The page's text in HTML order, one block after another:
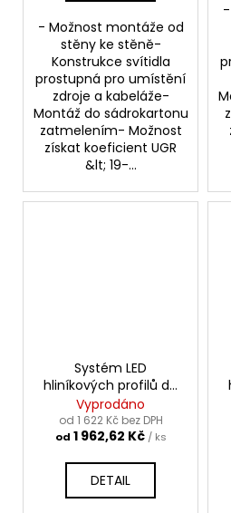
- Možnost montáže od
stěny ke stěně-
Konstrukce svítidla
prostupná pro umístění
zdroje a kabeláže-
Montáž do sádrokartonu
zatmelením- Možnost
získat koeficient UGR
&lt; 19-...
Systém LED
hliníkových profilů do
sádrokartonu MOD-
KOL-50 |stříbrná
anoda
Vyprodáno
od 1 622 Kč bez DPH
od 1 962,62 Kč / ks
DETAIL